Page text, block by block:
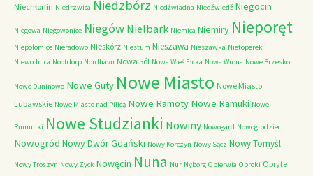
Niechłonin Niedrzwica Niedzbórz Niedźwiadna Niedźwiedź Niegocin
Niegowa Niegowonice Niegów Nielbark Niemica Niemiry Nieporęt
Niepołomice Nieradowo Nieskórz Niestum Nieszawa Nieszawka Nietoperek
Niewodnica Nootdorp Nordhavn Nowa Sól Nowa Wieś Ełcka Nowa Wrona Nowe Brzesko
Nowe Duninowo Nowe Guty Nowe Miasto Nowe Miasto
Lubawskie Nowe Miasto nad Pilicą Nowe Ramoty Nowe Ramuki Nowe
Rumunki Nowe Studzianki Nowiny Nowogard Nowogrodziec
Nowogród Nowy Dwór Gdański Nowy Korczyn Nowy Sącz Nowy Tomyśl
Nowy Troszyn Nowy Zyck Nowęcin Nuna Nur Nyborg Obierwia Obroki Obryte